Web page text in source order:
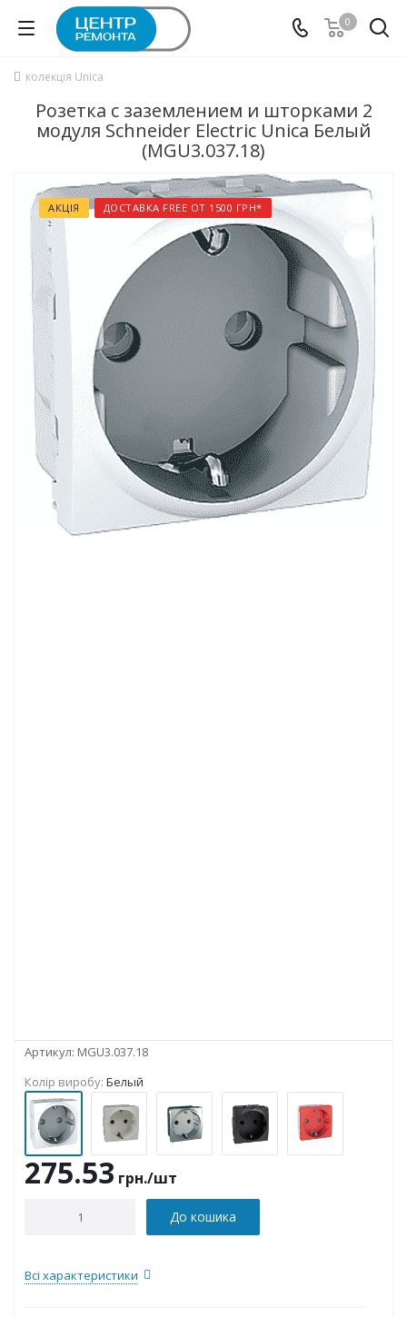
0
колекція Unica
Розетка с заземлением и шторками 2
модуля Schneider Electric Unica Белый
(MGU3.037.18)
АКЦІЯ ДОСТАВКА FREE ОТ 1500 ГРН*
Артикул: MGU3.037.18
Колір виробу: Белый
275.53 грн./шт
До кошика
Всі характеристики